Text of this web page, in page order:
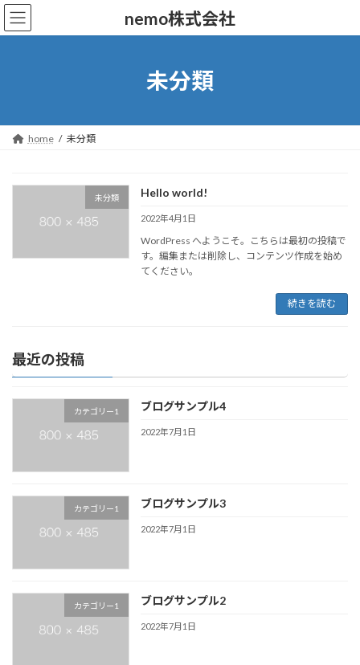
コ
ン
テ
ナ
ビ
ゲ
nemo株式会社
未分類
home 未分類
未分類 Hello world!
2022年4月1日
WordPress へようこそ。こちらは最初の投稿で
す。編集または削除し、コンテンツ作成を始め
てください。
続きを読む
最近の投稿
カテゴリー1 ブログサンプル4
2022年7月1日
カテゴリー1 ブログサンプル3
2022年7月1日
カテゴリー1 ブログサンプル2
2022年7月1日